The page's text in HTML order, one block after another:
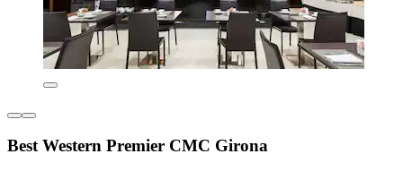
Best Western Premier CMC Girona